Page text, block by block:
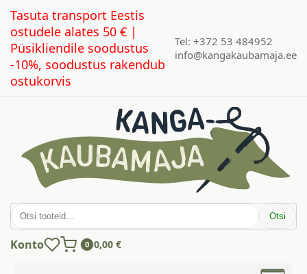
Tasuta transport Eestis
ostudele alates 50 € |
Püsikliendile soodustus
-10%, soodustus rakendub
ostukorvis
Tel: +372 53 484952
info@kangakaubamaja.ee
Otsi: Otsi
Konto 0 0,00 €